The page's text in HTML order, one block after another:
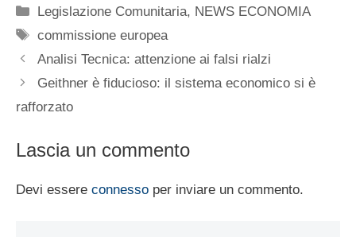
Categorie
Legislazione Comunitaria, NEWS ECONOMIA
Tag
commissione europea
Analisi Tecnica: attenzione ai falsi rialzi
Geithner è fiducioso: il sistema economico si è
rafforzato
Lascia un commento
Devi essere connesso per inviare un commento.